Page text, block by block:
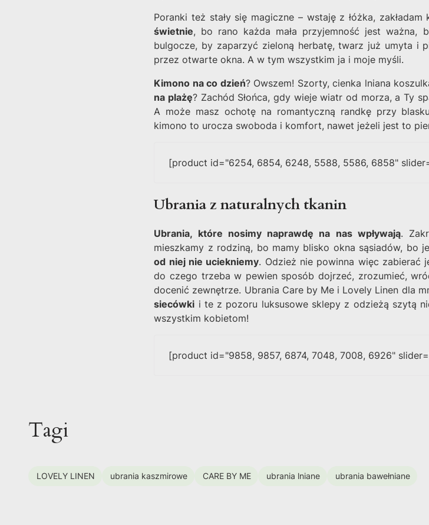
Poranki też stały się magiczne – wstaję z łóżka,
świetnie, bo rano każda mała przyjemność jest ważna,
bulgocze, by zaparzyć zieloną herbatę, twarz już umyta i
przez otwarte okna. A w tym wszystkim ja i moje myśli.
Kimono na co dzień? Owszem! Szorty, cienka lniana
na plażę? Zachód Słońca, gdy wieje wiatr od morza, a Ty
A może masz ochotę na romantyczną randkę przy
kimono to urocza swoboda i komfort, nawet jeżeli jest to
[product id="6254, 6854, 6248, 5588, 5586, 6858"
Ubrania z naturalnych tkanin
Ubrania, które nosimy naprawdę na nas wpływają.
mieszkamy z rodziną, bo mamy blisko okna sąsiadów, bo
od niej nie uciekniemy. Odzież nie powinna więc zabierać
do czego trzeba w pewien sposób dojrzeć, zrozumieć,
docenić zewnętrze. Ubrania Care by Me i Lovely Linen dla
siecówki i te z pozoru luksusowe sklepy z odzieżą szytą
wszystkim kobietom!
[product id="9858, 9857, 6874, 7048, 7008, 6926"
Tagi
LOVELY LINEN ubrania kaszmirowe CARE BY ME ubrania lniane ubrania bawełniane